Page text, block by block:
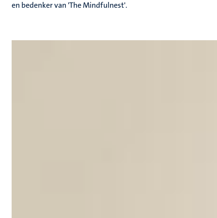
en bedenker van 'The Mindfulnest'.